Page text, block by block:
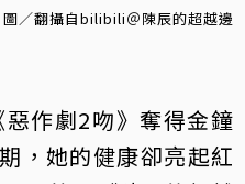
／翻攝自bilibili＠陳辰的超越邊
作劇2吻》奪得金鐘
，她的健康卻亮起紅